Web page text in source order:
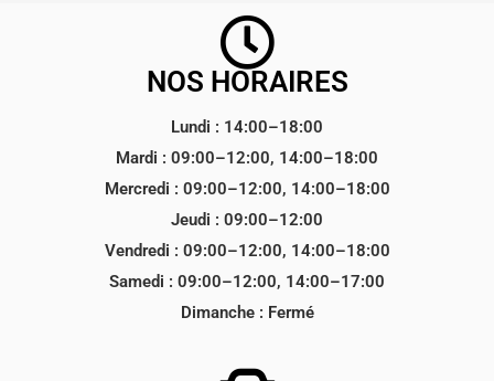
NOS HORAIRES
Lundi : 14:00–18:00
Mardi : 09:00–12:00, 14:00–18:00
Mercredi : 09:00–12:00, 14:00–18:00
Jeudi : 09:00–12:00
Vendredi : 09:00–12:00, 14:00–18:00
Samedi : 09:00–12:00, 14:00–17:00
Dimanche : Fermé